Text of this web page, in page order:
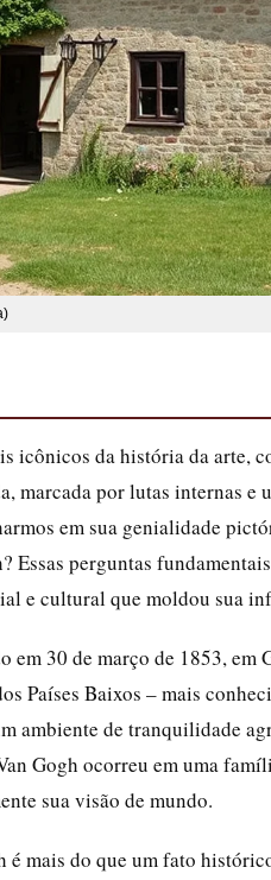
icônicos da história da arte,
marcada por lutas internas
em sua genialidade
Essas perguntas
e cultural que moldou sua
30 de março de 1853,
Países Baixos – mais
ambiente de tranquilidade
Gogh ocorreu em uma
sua visão de mundo.
é mais do que um fato